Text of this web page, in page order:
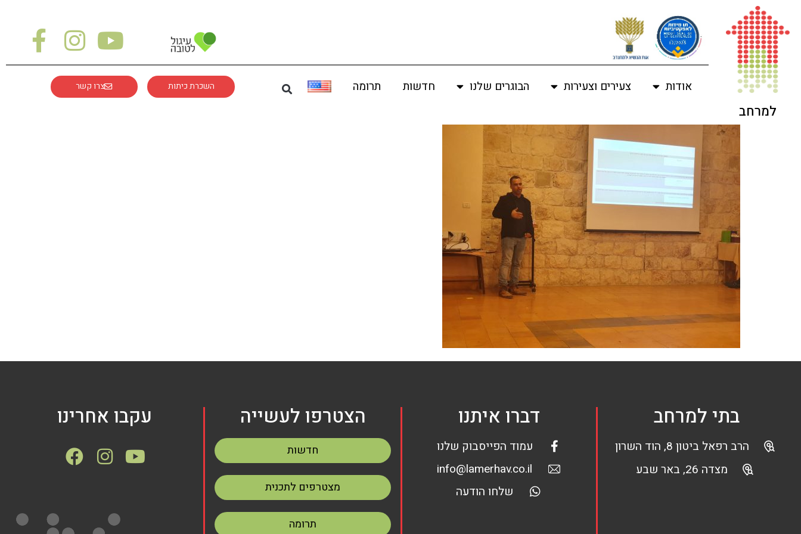
למרחב
אודות צעירים וצעירות הבוגרים שלנו חדשות תרומה השכרת כיתות צרו קשר
בתי למרחב
הרב רפאל ביטון 8, הוד השרון
מצדה 26, באר שבע
דברו איתנו
עמוד הפייסבוק שלנו
info@lamerhav.co.il
שלחו הודעה
הצטרפו לעשייה
חדשות
מצטרפים לתכנית
תרומה
עקבו אחרינו